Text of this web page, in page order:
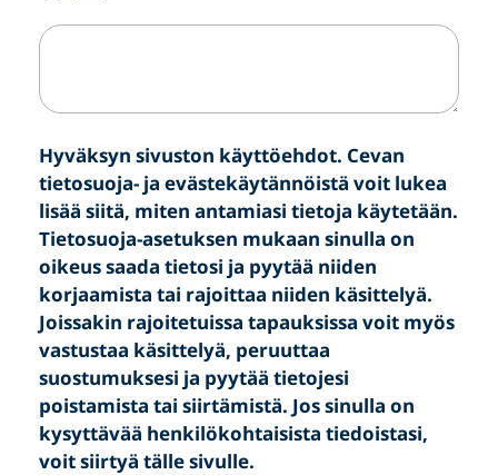
Hyväksyn sivuston käyttöehdot. Cevan
tietosuoja- ja evästekäytännöistä voit lukea
lisää siitä, miten antamiasi tietoja käytetään.
Tietosuoja-asetuksen mukaan sinulla on
oikeus saada tietosi ja pyytää niiden
korjaamista tai rajoittaa niiden käsittelyä.
Joissakin rajoitetuissa tapauksissa voit myös
vastustaa käsittelyä, peruuttaa
suostumuksesi ja pyytää tietojesi
poistamista tai siirtämistä. Jos sinulla on
kysyttävää henkilökohtaisista tiedoistasi,
voit siirtyä tälle sivulle.